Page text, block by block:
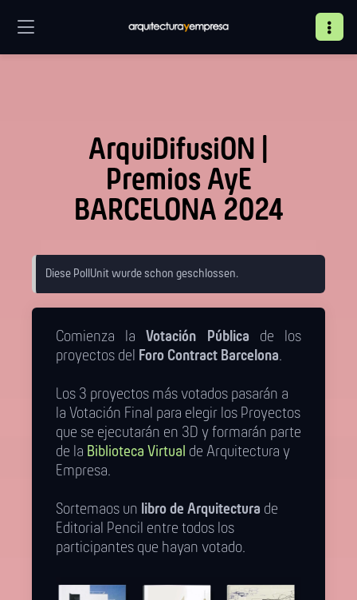
ArquiDifusiON |
Premios AyE
BARCELONA 2024
Diese PollUnit wurde schon geschlossen.
Comienza laVotación Pública de los
proyectos del Foro Contract Barcelona.
Los 3 proyectos más votados pasarán a
la Votación Final para elegir los Proyectos
que se ejecutarán en 3D y formarán parte
de la Biblioteca Virtual de Arquitectura y
Empresa.
Sortemaos un libro de Arquitectura de
Editorial Pencil entre todos los
participantes que hayan votado.